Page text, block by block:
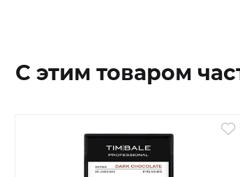
С этим товаром